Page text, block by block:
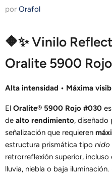
por Orafol
🔶✨ Vinilo
Oralite 5900
Alta intensidad • Máxima
El Oralite® 5900 Rojo #030
de alto rendimiento, diseñado
señalización que requieren
estructura prismática tipo nido
retrorreflexión superior,
lluvia, niebla o baja iluminación.